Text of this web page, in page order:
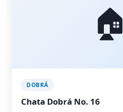
🏠
DOBRÁ
Chata Dobrá No. 16